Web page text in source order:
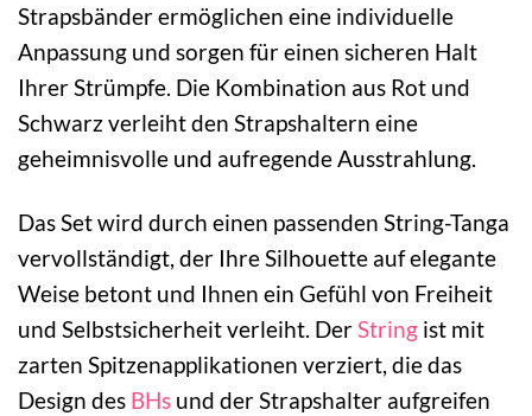
Strapsbänder ermöglichen eine individuelle
Anpassung und sorgen für einen sicheren Halt
Ihrer Strümpfe. Die Kombination aus Rot und
Schwarz verleiht den Strapshaltern eine
geheimnisvolle und aufregende Ausstrahlung.
Das Set wird durch einen passenden String-Tanga
vervollständigt, der Ihre Silhouette auf elegante
Weise betont und Ihnen ein Gefühl von Freiheit
und Selbstsicherheit verleiht. DerString ist mit
zarten Spitzenapplikationen verziert, die das
Design des BHs und der Strapshalter aufgreifen